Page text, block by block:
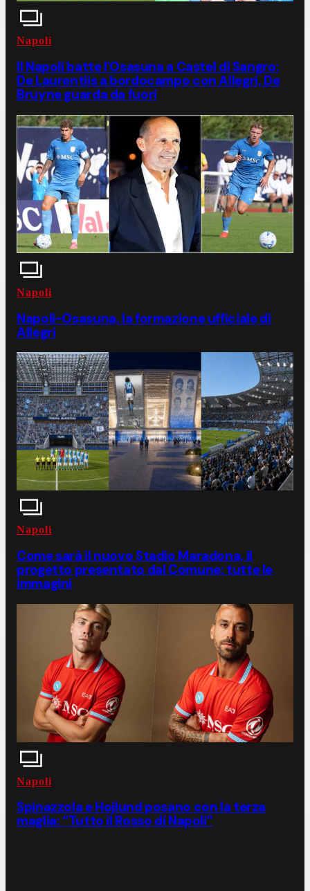
Napoli
Il Napoli batte l'Osasuna a Castel di Sangro:
De Laurentiis a bordocampo con Allegri, De
Bruyne guarda da fuori
Napoli
Napoli-Osasuna, la formazione ufficiale di
Allegri
Napoli
Come sarà il nuovo Stadio Maradona, il
progetto presentato dal Comune: tutte le
immagini
Napoli
Spinazzola e Hojlund posano con la terza
maglia: “Tutto il Rosso di Napoli”